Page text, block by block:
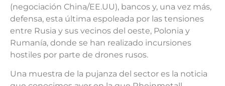
(negociación China/EE.UU), bancos y, una vez más,
defensa, esta última espoleada por las tensiones
entre Rusia y sus vecinos del oeste, Polonia y
Rumanía, donde se han realizado incursiones
hostiles por parte de drones rusos.
Una muestra de la pujanza del sector es la noticia